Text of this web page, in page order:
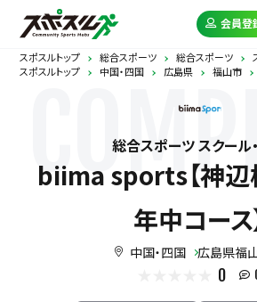
会員登
スポスルトップ 総合スポーツ 総合スポーツ
スポスルトップ
中国・四国 広島県 福山市
総合スポーツ スクール
biima sports【神辺
年中コース
中国・四国 広島県福
0